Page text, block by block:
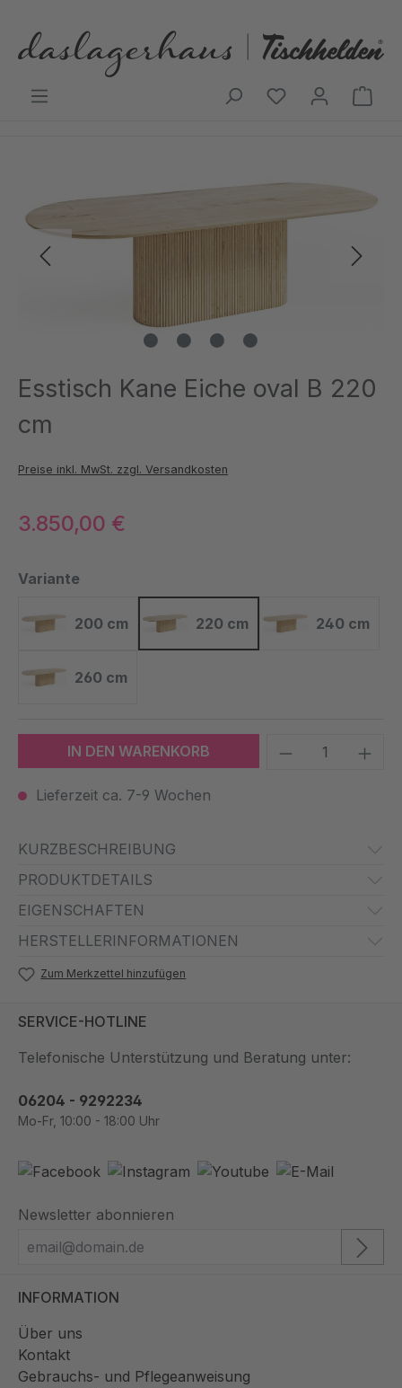
Esstisch Kane Eiche oval B 220
cm
Preise inkl. MwSt. zzgl. Versandkosten
3.850,00 €
Variante
200 cm
200 cm
220 cm
220 cm
240 cm
240 cm
260 cm
260 cm
IN DEN WARENKORB Produkt
Lieferzeit ca. 7-9 Wochen
KURZBESCHREIBUNG
PRODUKTDETAILS
EIGENSCHAFTEN
HERSTELLERINFORMATIONEN
Zum Merkzettel hinzufügen
SERVICE-HOTLINE
Telefonische Unterstützung und Beratung unter:
06204 - 9292234
Mo-Fr, 10:00 - 18:00 Uhr
Newsletter abonnieren
INFORMATION
Über uns
Kontakt
Gebrauchs- und Pflegeanweisung